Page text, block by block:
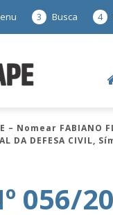
3 Busca 4
de
– Nomear
DA DEFESA
056/